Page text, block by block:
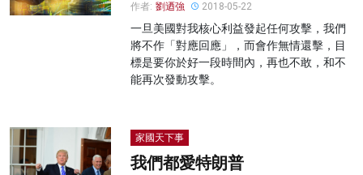
作者: 劉迺強 2018-05-22
一旦美國對我核心利益發起任何攻擊，我們
將不作「對應回應」，而會作無情還擊，目
標是要你於好一段時間內，再也不敢，和不
能再次發動攻擊。
家國天下事
我們都愛特朗普